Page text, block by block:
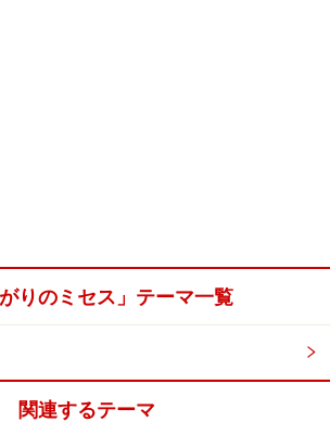
がりのミセス」テーマ一覧
関連するテーマ